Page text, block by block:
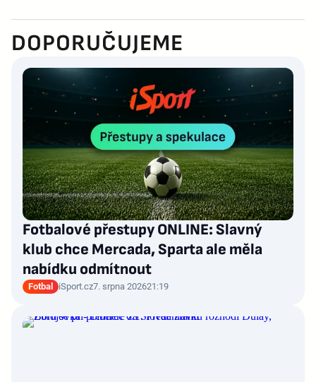
DOPORUČUJEME
Fotbalové přestupy ONLINE: Slavný
klub chce Mercada, Sparta ale měla
nabídku odmítnout
Fotbal iSport.cz7. srpna 202621:19